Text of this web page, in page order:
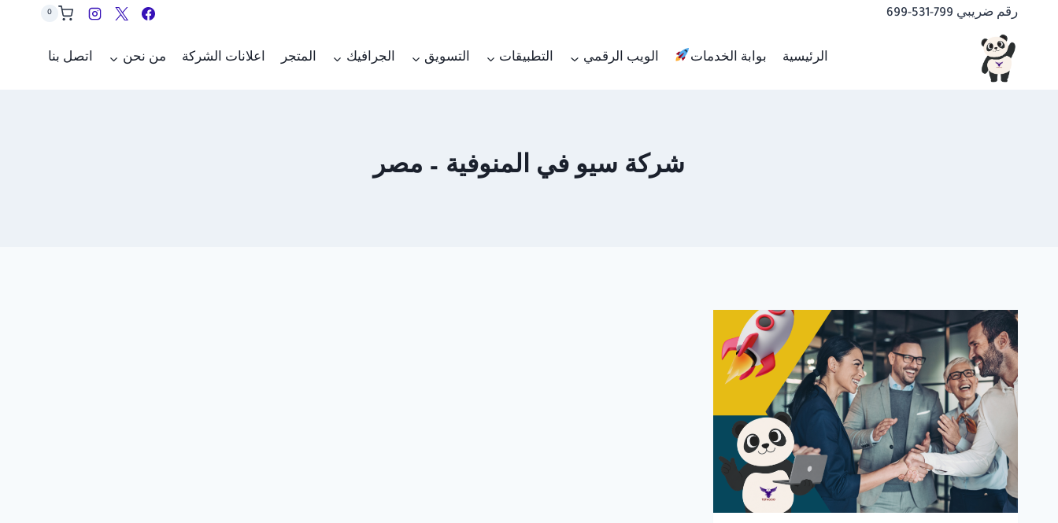
المحتوى
رقم ضريبي 799-531-699 0
الرئيسية بوابة الخدمات الويب الرقمي التطبيقات التسويق الجرافيك المتجر اعلانات الشركة من نحن اتصل بنا
شركة سيو في المنوفية – مصر